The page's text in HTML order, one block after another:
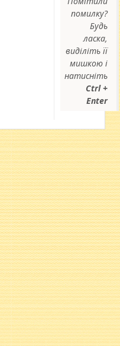
помилку?
Будь
ласка,
виділіть її
мишкою і
натисніть
Ctrl +
Enter